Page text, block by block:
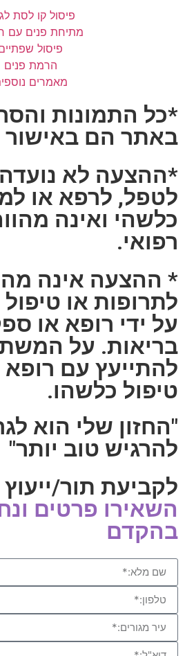
פיסול קו לסת
מתיחת פנים עם
פיסול
הרמת פנים
מאמרים
*כל התמונות
באתר הם באישור
*ההצעה לא
לטפל, לרפא או
כלשהי ואינה
רפואי.
* ההצעה אינה
לתרופות או
על ידי רופא או
בריאות. על
להתייעץ עם רופא
טיפול כלשהו.
"החזון שלי הוא
להרגיש טוב יותר"
לקביעת תור/ייעוץ
השאירו פרטים
בהקדם